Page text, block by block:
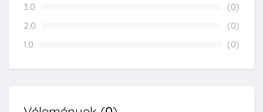
3.0
(0)
2.0
(0)
1.0
(0)